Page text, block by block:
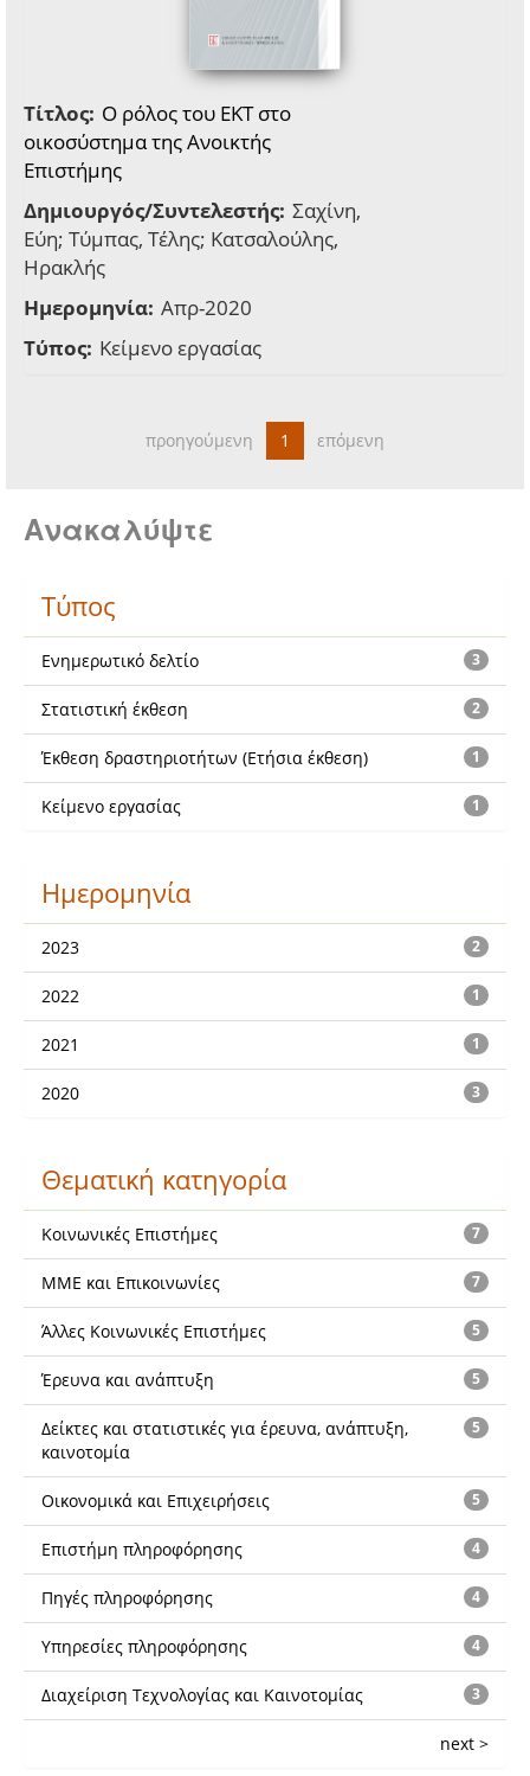
Τίτλος: Ο ρόλος του ΕΚΤ στο
οικοσύστημα της Ανοικτής
Επιστήμης
Δημιουργός/Συντελεστής: Σαχίνη,
Εύη; Τύμπας, Τέλης; Κατσαλούλης,
Ηρακλής
Ημερομηνία: Απρ-2020
Τύπος: Κείμενο εργασίας
προηγούμενη 1 επόμενη
Ανακαλύψτε
Τύπος
3
Ενημερωτικό δελτίο
2
Στατιστική έκθεση
1
Έκθεση δραστηριοτήτων (Ετήσια έκθεση)
1
Κείμενο εργασίας
Ημερομηνία
2
2023
1
2022
1
2021
3
2020
Θεματική κατηγορία
7
Κοινωνικές Επιστήμες
7
ΜΜΕ και Επικοινωνίες
5
Άλλες Κοινωνικές Επιστήμες
5
Έρευνα και ανάπτυξη
5
Δείκτες και στατιστικές για έρευνα, ανάπτυξη,
καινοτομία
5
Οικονομικά και Επιχειρήσεις
4
Επιστήμη πληροφόρησης
4
Πηγές πληροφόρησης
4
Υπηρεσίες πληροφόρησης
3
Διαχείριση Τεχνολογίας και Καινοτομίας
next >